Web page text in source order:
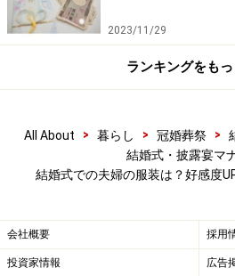
で、覚えておくと便利。
白いシャツ、白のネクタイが基
タイをホワイトの斜めストライ
に。
服装の格は新郎、次に父親、親
2023/11/29
ランキングをも
All About > 暮らし > 冠婚葬祭 >
結婚式・披露宴マ
結婚式での夫婦の服装は？好感度
会社概要 採用
投資家情報 広告